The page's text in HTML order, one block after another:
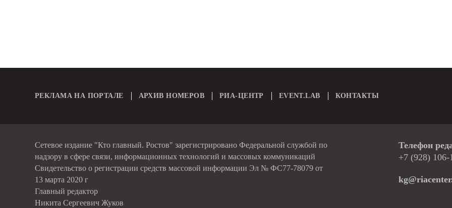
РЕКЛАМА НА ПОРТАЛЕ АРХИВ НОМЕРОВ РИА-ЦЕНТР EVENT.LAB КОНТАКТЫ
Сетевое издание "Кто главный. Ростов" зарегистрировано Федеральной службой по
надзору в сфере связи, информационных технологий и массовых коммуникаций
Свидетельство о регистрации средств массовой информации Эл № ФС77-78079 от
13 марта 2020 г
Главный редактор
Никита Сергеевич Жуков
Телефон
+7 (928) 106-